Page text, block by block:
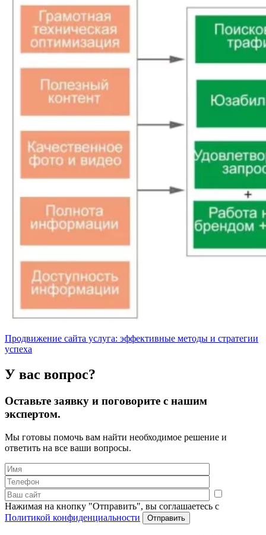
Продвижение сайта услуга: эффективные методы и стратегии
успеха
У вас вопрос?
Оставьте заявку и поговорите с нашим
экспертом.
Мы готовы помочь вам найти необходимое решение и
ответить на все ваши вопросы.
Нажимая на кнопку "Отправить", вы соглашаетесь с
Политикой конфиденциальности